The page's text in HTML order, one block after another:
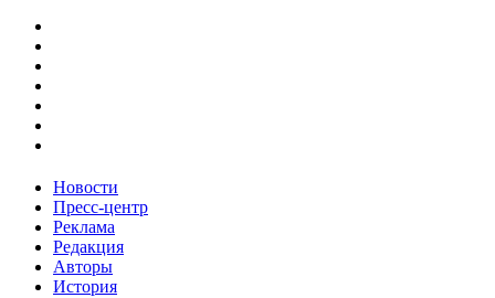
Новости
Пресс-центр
Реклама
Редакция
Авторы
История